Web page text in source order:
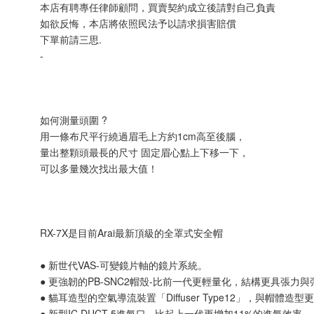
本店有聘專任律師顧問，買賣契約成立後請對自己負責
如欲反悔，本店將依照民法予以請求損害賠償
下單前請三思.
-
如何測量頭圍 ?
用一條布尺平行繞過眉毛上方約1cm高至後腦，
量出整顆頭最長的尺寸 固定眉心點上下移一下，
可以多量幾次找出最大值！
RX-7X是目前Arai最新頂級的全罩式安全帽
● 新世代VAS-可變鏡片軸的鏡片系統。
● 更強韌的PB-SNC2帽殼-比前一代更輕量化，結構更具張力與
● 貓耳造型的空氣導流裝置「Diffuser Type12」，與帽體造型